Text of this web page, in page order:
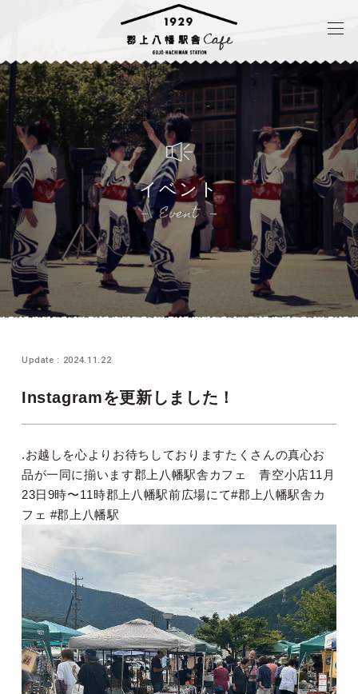
イベント
Event
Update : 2024.11.22
Instagramを更新しました！
.お越しを心よりお待ちしておりますたくさんの真心お
品が一同に揃います郡上八幡駅舎カフェ 青空小店11月
23日9時〜11時郡上八幡駅前広場にて#郡上八幡駅舎カ
フェ #郡上八幡駅